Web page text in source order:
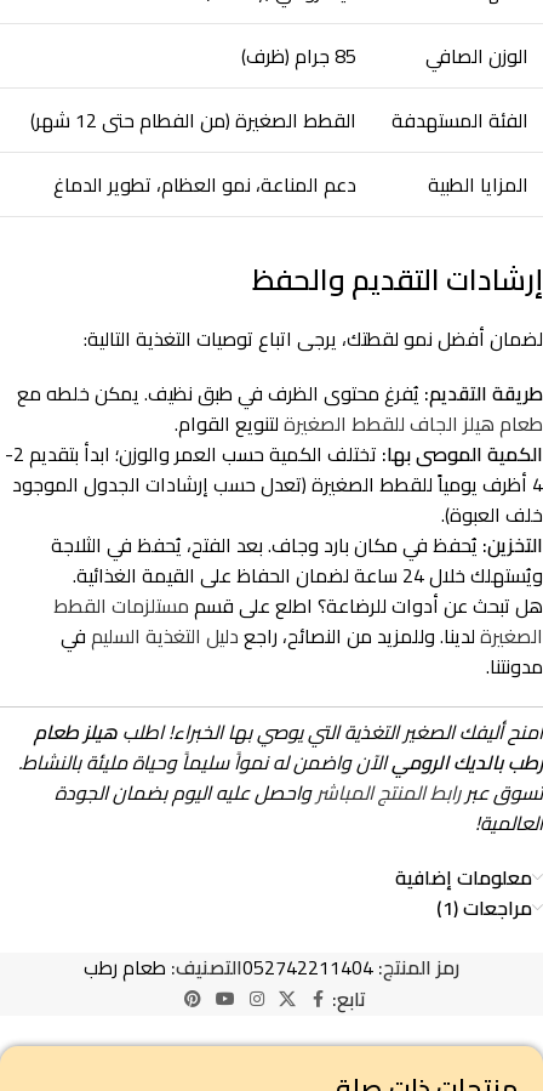
الوزن الصافي
85 جرام (ظرف)
الفئة المستهدفة
القطط الصغيرة (من الفطام حتى 12 شهر)
المزايا الطبية
دعم المناعة، نمو العظام، تطوير الدماغ
إرشادات التقديم والحفظ
لضمان أفضل نمو لقطتك، يرجى اتباع توصيات التغذية التالية:
طريقة التقديم: يُفرغ محتوى الظرف في طبق نظيف. يمكن خلطه مع
طعام هيلز الجاف للقطط الصغيرةلتنويع القوام.
الكمية الموصى بها:
تختلف الكمية حسب العمر والوزن؛ ابدأ بتقديم 2-
4 أظرف يومياً للقطط الصغيرة (تعدل حسب إرشادات الجدول الموجود
خلف العبوة).
التخزين: يُحفظ في مكان بارد وجاف. بعد الفتح، يُحفظ في الثلاجة
ويُستهلك خلال 24 ساعة لضمان الحفاظ على القيمة الغذائية.
هل تبحث عن أدوات للرضاعة؟ اطلع على قسممستلزمات القطط
الصغيرةلدينا. وللمزيد من النصائح، راجعدليل التغذية السليمفي
مدونتنا.
امنح أليفك الصغير التغذية التي يوصي بها الخبراء! اطلبهيلز طعام
رطب بالديك الروميالآن واضمن له نمواً سليماً وحياة مليئة بالنشاط.
تسوق عبررابط المنتج المباشرواحصل عليه اليوم بضمان الجودة
العالمية!
معلومات إضافية
مراجعات (1)
رمز المنتج:052742211404التصنيف: طعام رطب
تابع: